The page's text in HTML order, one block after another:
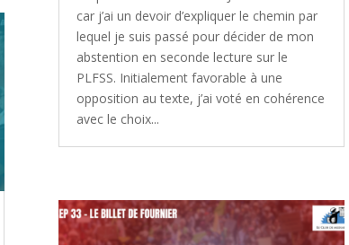
car j’ai un devoir d’expliquer le chemin par
lequel je suis passé pour décider de mon
abstention en seconde lecture sur le
PLFSS. Initialement favorable à une
opposition au texte, j’ai voté en cohérence
avec le choix...